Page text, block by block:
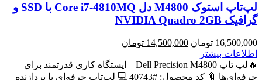
لپ‌تاپ استوک M4800 دل Core i7-4810MQ با SSD و
گرافیک NVIDIA Quadro 2GB
16,500,000 تومان قیمت
16,500,000 تومان
بود.
14,500,000 تومان
14,500,000 تومان
است.
اطلاعات بیشتر
🔥لپ تاپ Dell Precision M4800 – ایستگاه کاری قدرتمند برای
حرفه‌ای‌ها 🔖 کد محصول: #40743 💻 لپ‌تاپ حرفه‌ای با پردازنده